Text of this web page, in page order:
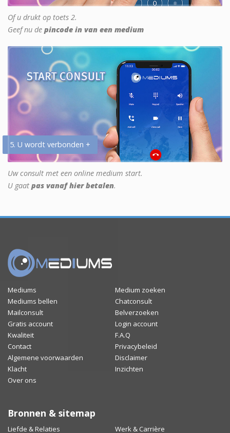
Of u drukt op toets 2.
Geef nu de pincode in van een medium
5. U wordt verbonden +
Uw consult met een online medium start.
U gaat pas vanaf hier betalen.
Mediums
Medium zoeken
Mediums bellen
Chatconsult
Mailconsult
Belverzoeken
Gratis account
Login account
Kwaliteit
F.A.Q
Contact
Privacybeleid
Algemene voorwaarden
Disclaimer
Klacht
Inzichten
Over ons
Bronnen & sitemap
Liefde & Relaties Werk & Carrière